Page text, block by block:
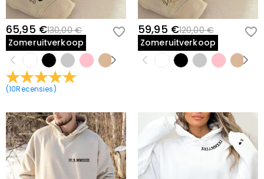
65,95 €130,00 €
Zomeruitverkoop
(10Recensies)
59,95 €120,00 €
Zomeruitverkoop